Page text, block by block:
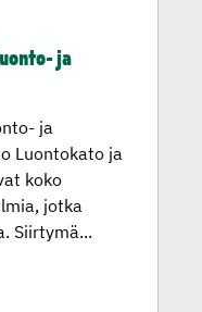
ja
ja
Luontokato ja
koko
jotka
Siirtymä...